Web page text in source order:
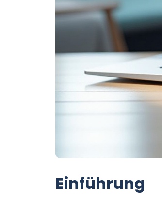
Einführung